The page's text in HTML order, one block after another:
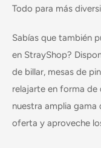
Todo para más
Sabías que también
en StrayShop?
de billar, mesas de
relajarte en forma de
nuestra amplia gama
oferta y aproveche